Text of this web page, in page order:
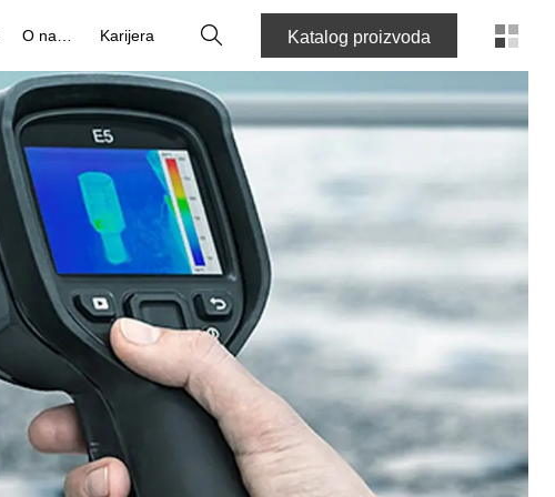
Karijera PretražiKatalog proizvoda